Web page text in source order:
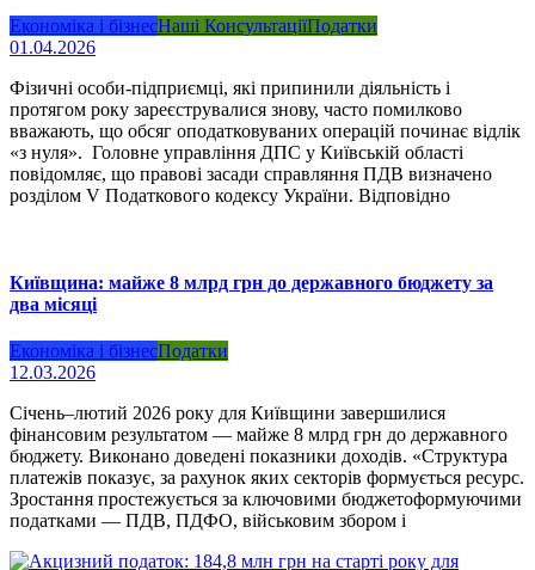
Економіка і бізнесНаші КонсультаціїПодатки
01.04.2026
Фізичні особи-підприємці, які припинили діяльність і
протягом року зареєструвалися знову, часто помилково
вважають, що обсяг оподатковуваних операцій починає відлік
«з нуля». Головне управління ДПС у Київській області
повідомляє, що правові засади справляння ПДВ визначено
розділом V Податкового кодексу України. Відповідно
Київщина: майже 8 млрд грн до державного бюджету за
два місяці
Економіка і бізнесПодатки
12.03.2026
Січень–лютий 2026 року для Київщини завершилися
фінансовим результатом — майже 8 млрд грн до державного
бюджету. Виконано доведені показники доходів. «Структура
платежів показує, за рахунок яких секторів формується ресурс.
Зростання простежується за ключовими бюджетоформуючими
податками — ПДВ, ПДФО, військовим збором і